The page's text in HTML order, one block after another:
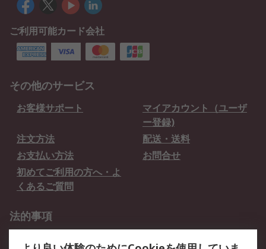
ご利用可能カード会社
その他のサービス
お客様サポート
マイアカウント（ユーザ
ー登録)
注文方法
配送・送料
お支払い方法
お問合せ
初めてご利用の方へ・よ
くあるご質問
法的事項